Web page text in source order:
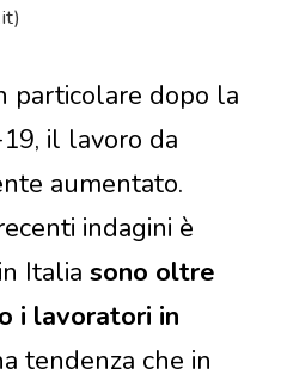
particolare dopo la
il lavoro da
aumentato.
indagini è
Italia sono oltre
i lavoratori in
tendenza che in